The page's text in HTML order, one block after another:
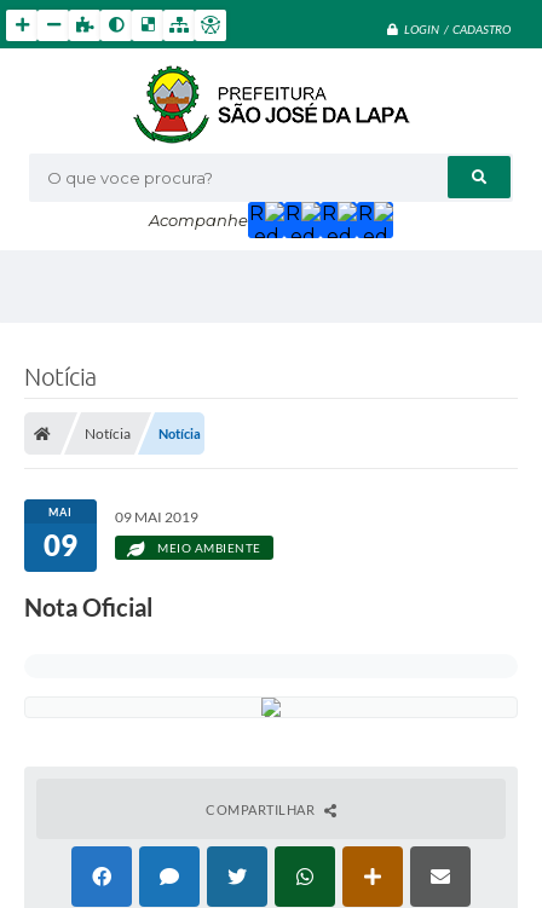
LOGIN / CADASTRO
O que voce procura?
Acompanhe
Notícia
Notícia Notícia
MAI
09
09 MAI 2019
MEIO AMBIENTE
Nota Oficial
COMPARTILHAR